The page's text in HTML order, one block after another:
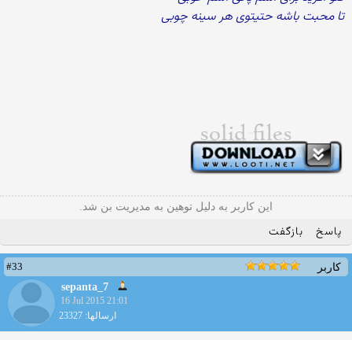
تا محبت باشه حتیتوی هر سینه چوبی
این کاربر به دلیل توهین به مدیریت بن شد.
پاسخ بازگفت
کاربر
#33
sepanta_7
16 Jul 2015 21:01
ارسالها: 23327